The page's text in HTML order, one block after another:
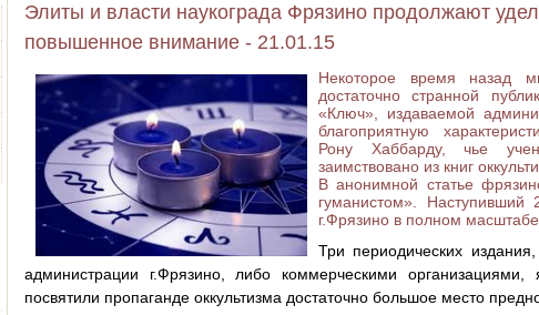
Элиты и власти наукограда Фрязино продолжают
повышенное внимание - 21.01.15
Некоторое время
достаточно странной
«Ключ», издаваемой
благоприятную
Рону Хаббарду, чье
заимствовано из книг
В анонимной статье
гуманистом». Наступивший
г.Фрязино в полном масштабе.
Три периодических
администрации г.Фрязино, либо коммерческими
посвятили пропаганде оккультизма достаточно большое место